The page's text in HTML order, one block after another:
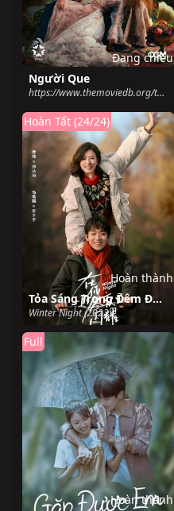
Người Que
https://www.themoviedb.org/tv/215275-cop-adam (2022)
Đang chiếu
Tỏa Sáng Trong Đêm Đông Của Em
Winter Night (2022)
Hoàn Tất (24/24)
Hoàn thành
Full
Hoàn thành